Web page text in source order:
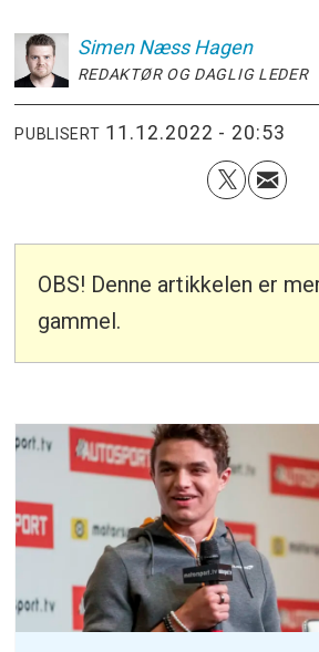
Simen Næss Hagen
REDAKTØR OG DAGLIG LEDER
PUBLISERT 11.12.2022 - 20:53
OBS! Denne artikkelen er
gammel.